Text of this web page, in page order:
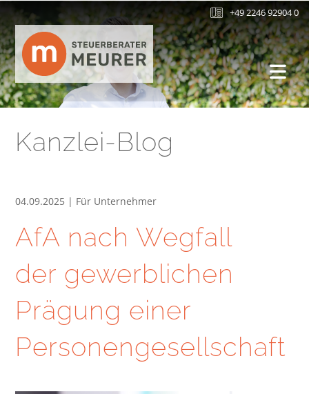
+49 2246 92904 0
Kanzlei-Blog
04.09.2025 | Für Unternehmer
AfA nach Wegfall
der gewerblichen
Prägung einer
Personengesellschaft